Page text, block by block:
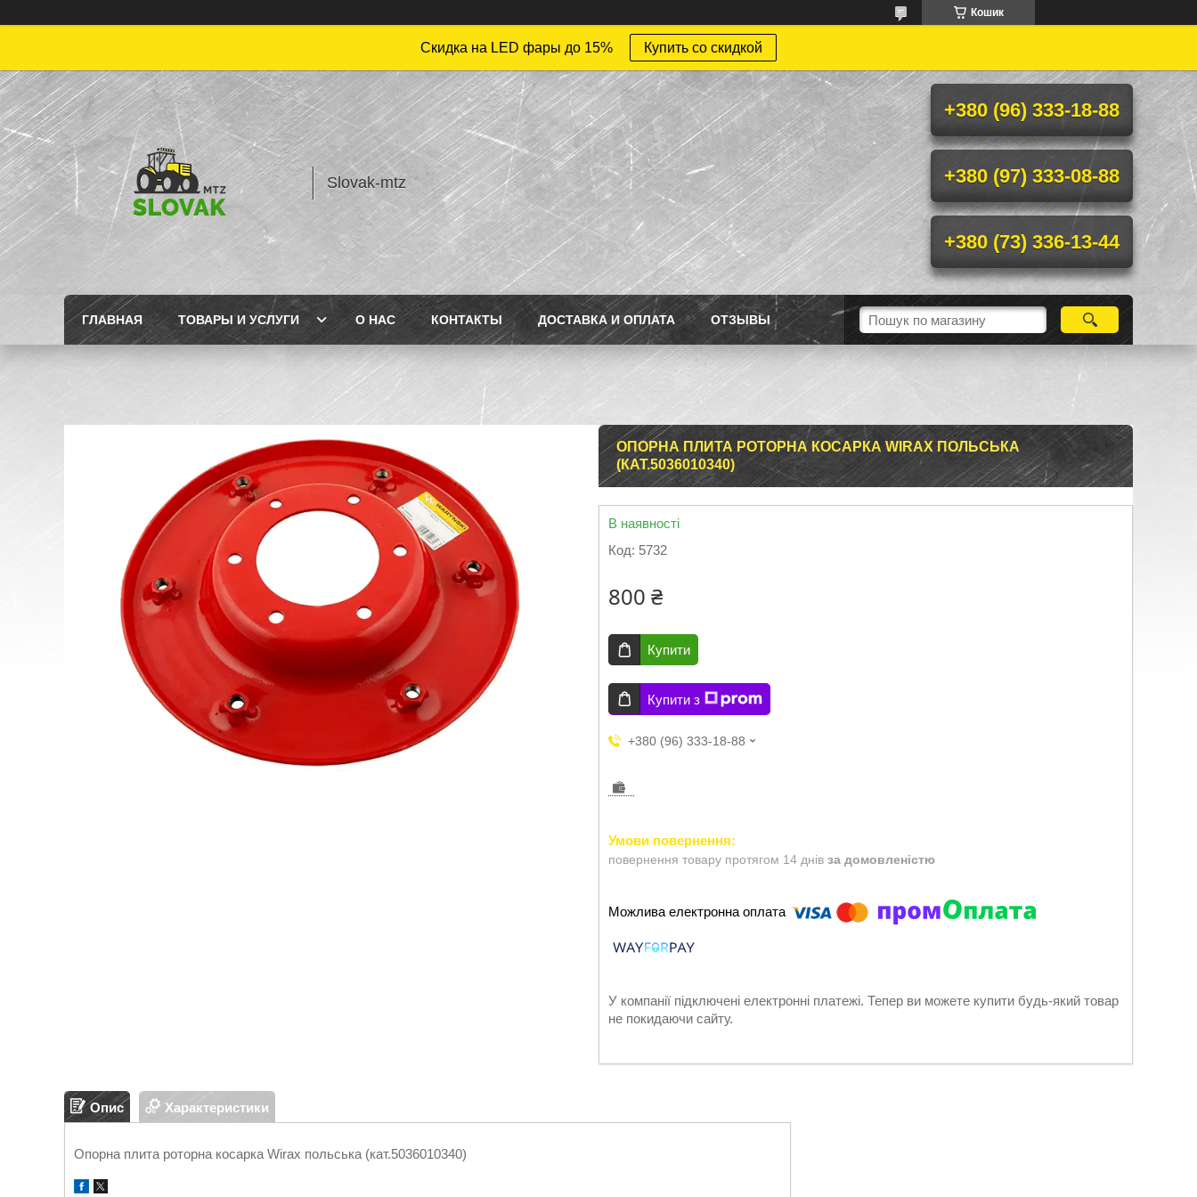
Кошик
Скидка на LED фары до 15% Купить со скидкой
Slovak-mtz
+380 (96) 333-18-88
+380 (97) 333-08-88
+380 (73) 336-13-44
ГЛАВНАЯ ТОВАРЫ И УСЛУГИ О НАС КОНТАКТЫ ДОСТАВКА И ОПЛАТА ОТЗЫВЫ
ОПОРНА ПЛИТА РОТОРНА КОСАРКА WIRAX ПОЛЬСЬКА
(КАТ.5036010340)
В наявності
Код: 5732
800 ₴
Купити
Купити з
+380 (96) 333-18-88
повернення товару протягом 14 днів за домовленістю
У компанії підключені електронні платежі. Тепер ви можете купити будь-який товар
не покидаючи сайту.
Опис Характеристики
Опорна плита роторна косарка Wirax польська (кат.5036010340)